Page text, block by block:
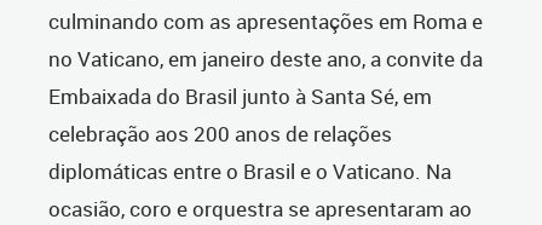
culminando com as apresentações em Roma e
no Vaticano, em janeiro deste ano, a convite da
Embaixada do Brasil junto à Santa Sé, em
celebração aos 200 anos de relações
diplomáticas entre o Brasil e o Vaticano. Na
ocasião, coro e orquestra se apresentaram ao